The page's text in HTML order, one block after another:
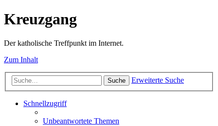
Kreuzgang
Der katholische Treffpunkt im Internet.
Zum Inhalt
Suche Erweiterte Suche
Schnellzugriff
Unbeantwortete Themen